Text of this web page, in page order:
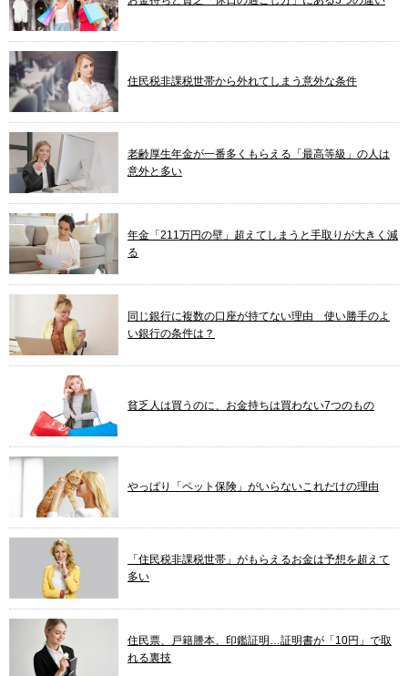
住民税非課税世帯から外れてしまう意外な条件
老齢厚生年金が一番多くもらえる「最高等級」の人は
意外と多い
年金「211万円の壁」超えてしまうと手取りが大きく減
る
同じ銀行に複数の口座が持てない理由 使い勝手のよ
い銀行の条件は？
貧乏人は買うのに、お金持ちは買わない7つのもの
やっぱり「ペット保険」がいらないこれだけの理由
「住民税非課税世帯」がもらえるお金は予想を超えて
多い
住民票、戸籍謄本、印鑑証明…証明書が「10円」で取
れる裏技